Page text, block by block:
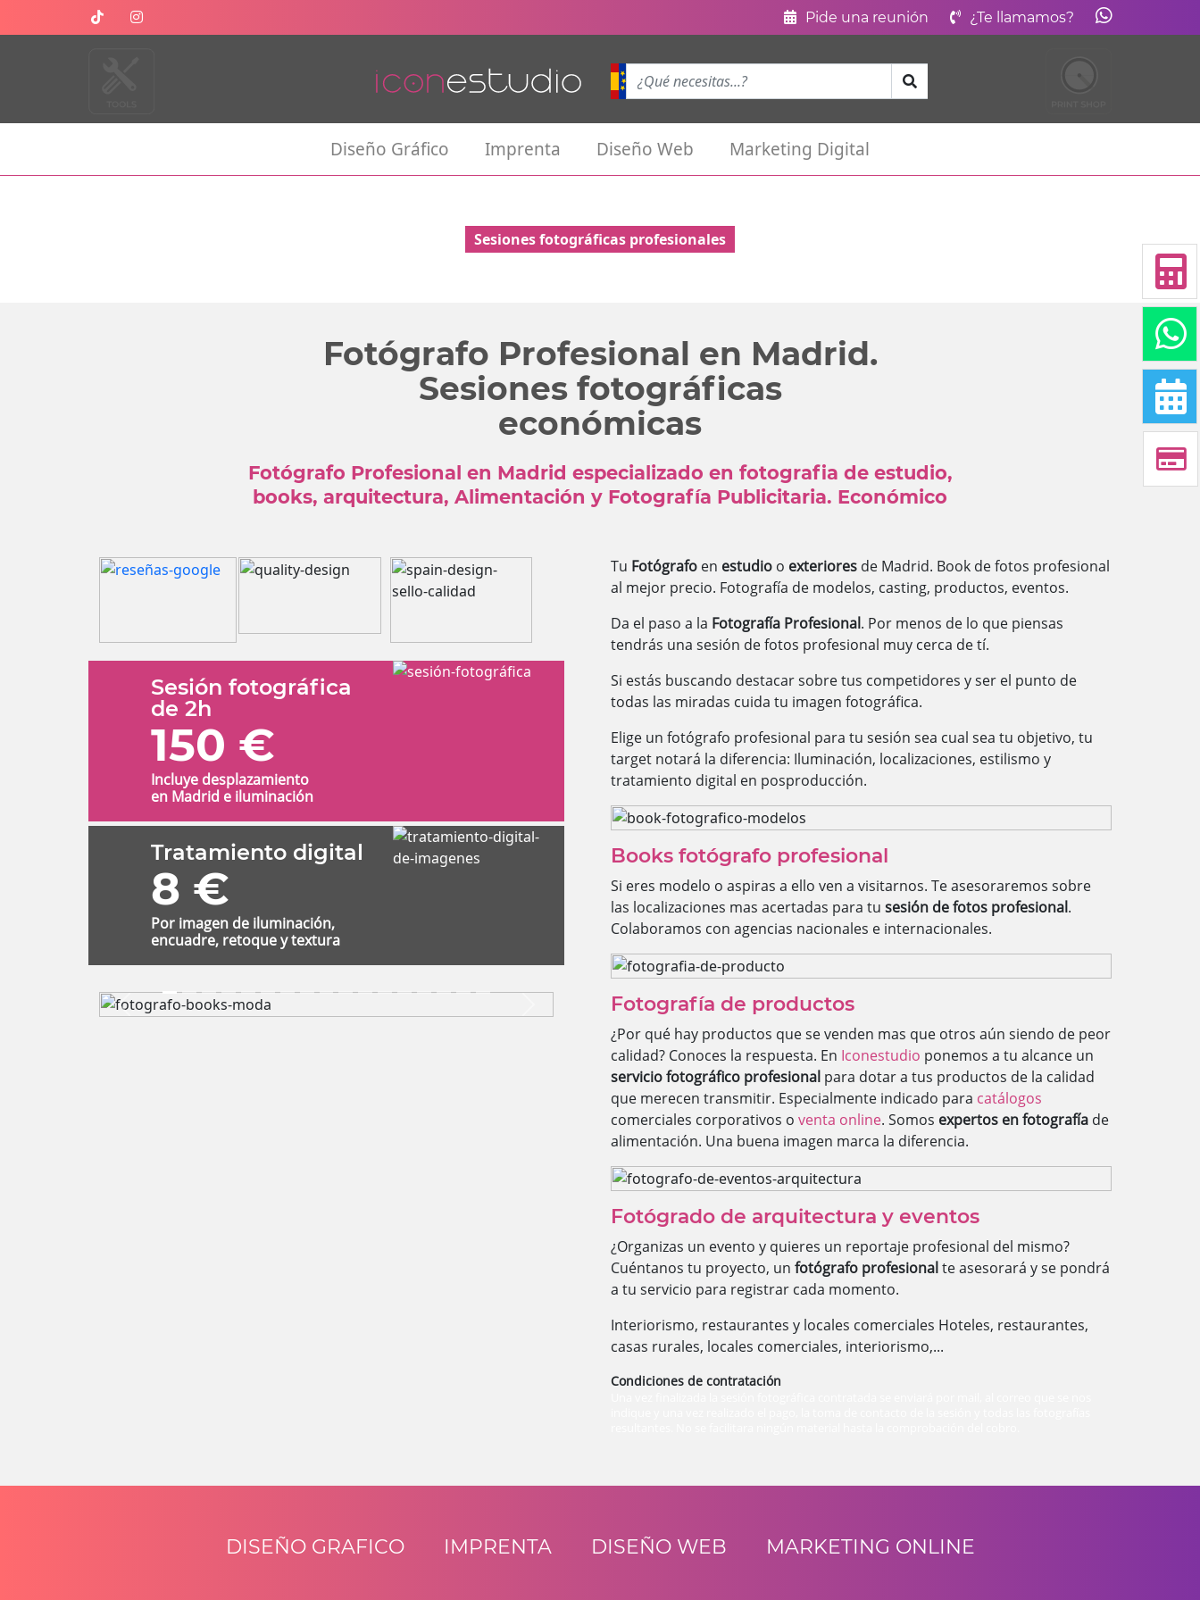
Pide una reunión ¿Te llamamos?
Diseño Gráfico Imprenta Diseño Web Marketing Digital
Sesiones fotográficas profesionales
Fotógrafo Profesional en Madrid.
Sesiones fotográficas
económicas
Fotógrafo Profesional en Madrid especializado en fotografia de estudio,
books, arquitectura, Alimentación y Fotografía Publicitaria. Económico
Sesión fotográfica
de 2h
150 €
Incluye desplazamiento
en Madrid e iluminación
Tratamiento digital
8 €
Por imagen de iluminación,
encuadre, retoque y textura
Previous Next
Tu Fotógrafo en estudio o exteriores de Madrid. Book de fotos profesional
al mejor precio. Fotografía de modelos, casting, productos, eventos.
Da el paso a la Fotografía Profesional. Por menos de lo que piensas
tendrás una sesión de fotos profesional muy cerca de tí.
Si estás buscando destacar sobre tus competidores y ser el punto de
todas las miradas cuida tu imagen fotográfica.
Elige un fotógrafo profesional para tu sesión sea cual sea tu objetivo, tu
target notará la diferencia: Iluminación, localizaciones, estilismo y
tratamiento digital en posproducción.
Books fotógrafo profesional
Si eres modelo o aspiras a ello ven a visitarnos. Te asesoraremos sobre
las localizaciones mas acertadas para tu sesión de fotos profesional.
Colaboramos con agencias nacionales e internacionales.
Fotografía de productos
¿Por qué hay productos que se venden mas que otros aún siendo de peor
calidad? Conoces la respuesta. En Iconestudio ponemos a tu alcance un
servicio fotográfico profesional para dotar a tus productos de la calidad
que merecen transmitir. Especialmente indicado para catálogos
comerciales corporativos o venta online. Somos expertos en fotografía de
alimentación. Una buena imagen marca la diferencia.
Fotógrado de arquitectura y eventos
¿Organizas un evento y quieres un reportaje profesional del mismo?
Cuéntanos tu proyecto, un fotógrafo profesionalte asesorará y se pondrá
a tu servicio para registrar cada momento.
Interiorismo, restaurantes y locales comerciales Hoteles, restaurantes,
casas rurales, locales comerciales, interiorismo,...
Condiciones de contratación
DISEÑO GRAFICO IMPRENTA DISEÑO WEB MARKETING ONLINE